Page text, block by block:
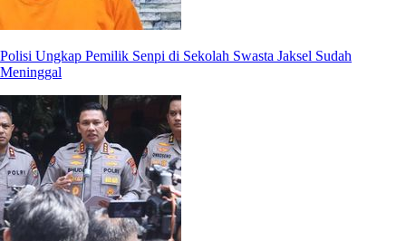
Polisi Ungkap Pemilik Senpi di Sekolah Swasta Jaksel Sudah
Meninggal